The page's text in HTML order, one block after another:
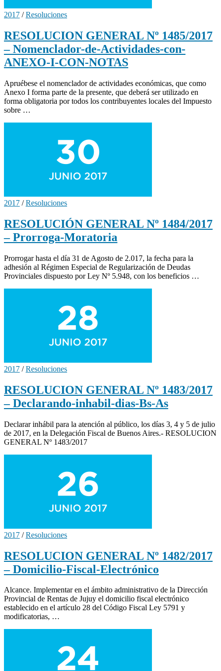
2017 /Resoluciones
RESOLUCION GENERAL Nº 1485/2017
– Nomenclador-de-Actividades-con-
ANEXO-I-CON-NOTAS
Apruébese el nomenclador de actividades económicas, que como
Anexo I forma parte de la presente, que deberá ser utilizado en
forma obligatoria por todos los contribuyentes locales del Impuesto
sobre …
2017 /Resoluciones
RESOLUCIÓN GENERAL Nº 1484/2017
– Prorroga-Moratoria
Prorrogar hasta el día 31 de Agosto de 2.017, la fecha para la
adhesión al Régimen Especial de Regularización de Deudas
Provinciales dispuesto por Ley Nº 5.948, con los beneficios …
2017 /Resoluciones
RESOLUCION GENERAL Nº 1483/2017
– Declarando-inhabil-dias-Bs-As
Declarar inhábil para la atención al público, los días 3, 4 y 5 de julio
de 2017, en la Delegación Fiscal de Buenos Aires.- RESOLUCION
GENERAL Nº 1483/2017
2017 /Resoluciones
RESOLUCION GENERAL Nº 1482/2017
– Domicilio-Fiscal-Electrónico
Alcance. Implementar en el ámbito administrativo de la Dirección
Provincial de Rentas de Jujuy el domicilio fiscal electrónico
establecido en el artículo 28 del Código Fiscal Ley 5791 y
modificatorias, …